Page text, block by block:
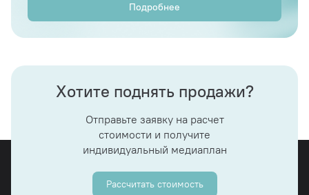
Подробнее
Хотите поднять продажи?
Отправьте заявку на расчет
стоимости и получите
индивидуальный медиаплан
Рассчитать стоимость